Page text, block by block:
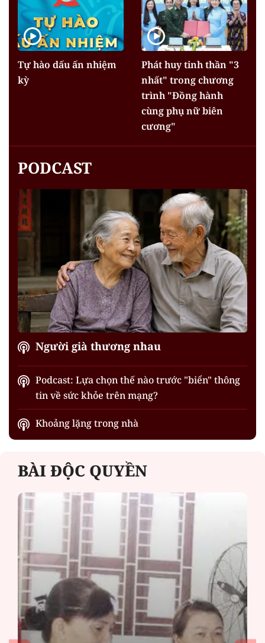
Tự hào dấu ấn nhiệm
kỳ
Phát huy tinh thần "3
nhất" trong chương
trình "Đồng hành
cùng phụ nữ biên
cương"
PODCAST
Người già thương nhau
Podcast: Lựa chọn thế nào trước "biển" thông
tin về sức khỏe trên mạng?
Khoảng lặng trong nhà
BÀI ĐỘC QUYỀN